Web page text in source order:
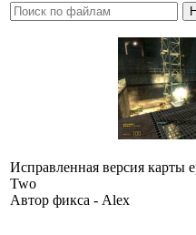
Исправленная версия карты
Two
Автор фикса - Alex